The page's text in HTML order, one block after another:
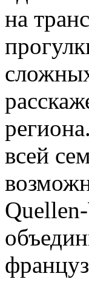
на
всей